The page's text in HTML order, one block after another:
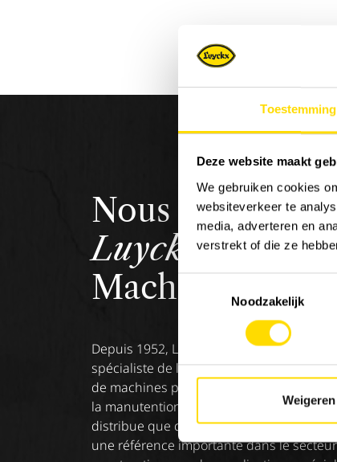
Toestemming
Deze website maakt
We gebruiken cookies
websiteverkeer te
media, adverteren en
verstrekt of die ze
Noodzakelijk
Weigeren
Nous sommes
Luyckx, Minds
Machinery.
Depuis 1952, Luyckx est reconnu comme le
spécialiste de la distribution et de la
de machines pour les secteurs du génie
la manutention et de l’agriculture. Luyckx
distribue que des marques hors classe
une référence importante dans le